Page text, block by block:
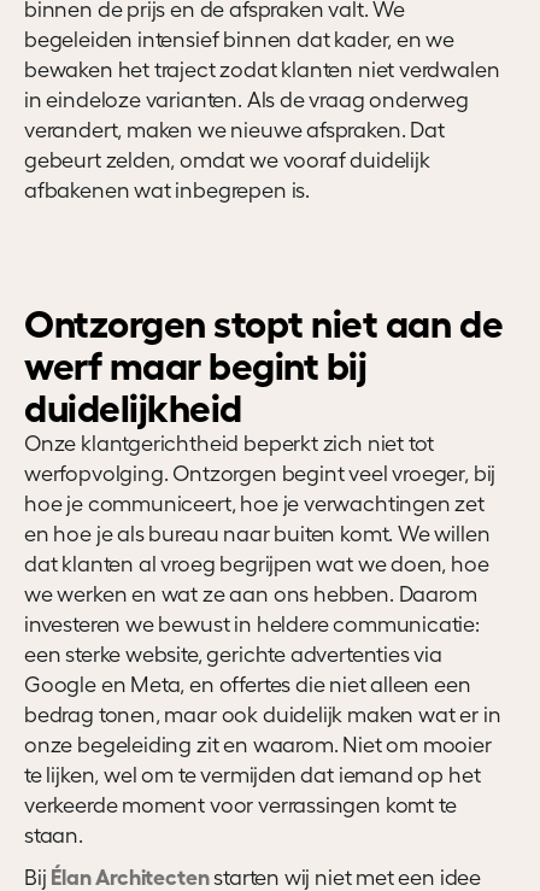
binnen de prijs en de afspraken valt. We
begeleiden intensief binnen dat kader, en we
bewaken het traject zodat klanten niet verdwalen
in eindeloze varianten. Als de vraag onderweg
verandert, maken we nieuwe afspraken. Dat
gebeurt zelden, omdat we vooraf duidelijk
afbakenen wat inbegrepen is.
Ontzorgen stopt niet aan de
werf maar begint bij
duidelijkheid
Onze klantgerichtheid beperkt zich niet tot
werfopvolging. Ontzorgen begint veel vroeger, bij
hoe je communiceert, hoe je verwachtingen zet
en hoe je als bureau naar buiten komt. We willen
dat klanten al vroeg begrijpen wat we doen, hoe
we werken en wat ze aan ons hebben. Daarom
investeren we bewust in heldere communicatie:
een sterke website, gerichte advertenties via
Google en Meta, en offertes die niet alleen een
bedrag tonen, maar ook duidelijk maken wat er in
onze begeleiding zit en waarom. Niet om mooier
te lijken, wel om te vermijden dat iemand op het
verkeerde moment voor verrassingen komt te
staan.
Bij Élan Architectenstarten wij niet met een idee